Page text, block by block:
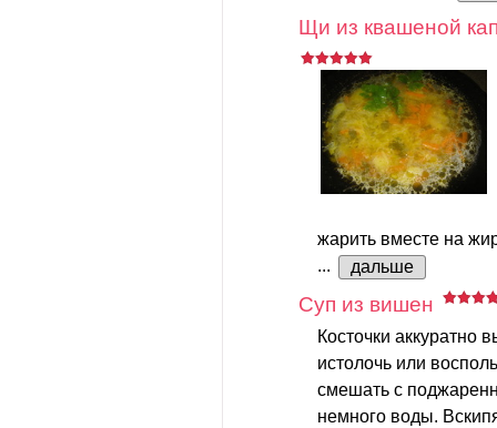
Щи из квашеной
жарить вместе на
...
дальше
Суп из вишен
Косточки аккуратно
истолочь или
смешать с
немного воды.